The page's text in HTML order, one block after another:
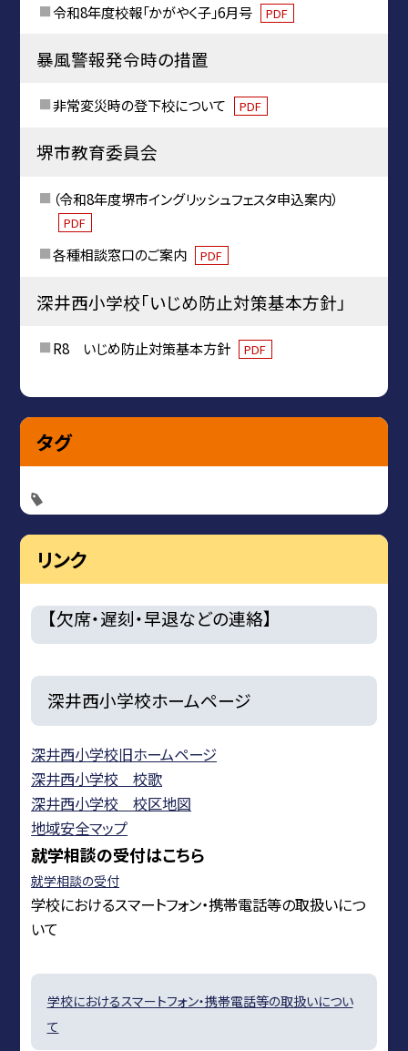
令和8年度校報「かがやく子」6月号 PDF
暴風警報発令時の措置
非常変災時の登下校について PDF
堺市教育委員会
（令和8年度堺市イングリッシュフェスタ申込案内）
PDF
各種相談窓口のご案内 PDF
深井西小学校「いじめ防止対策基本方針」
R8 いじめ防止対策基本方針 PDF
タグ
リンク
【欠席・遅刻・早退などの連絡】
深井西小学校ホームページ
深井西小学校旧ホームページ
深井西小学校 校歌
深井西小学校 校区地図
地域安全マップ
就学相談の受付はこちら
就学相談の受付
学校におけるスマートフォン・携帯電話等の取扱いにつ
いて
学校におけるスマートフォン・携帯電話等の取扱いについ
て